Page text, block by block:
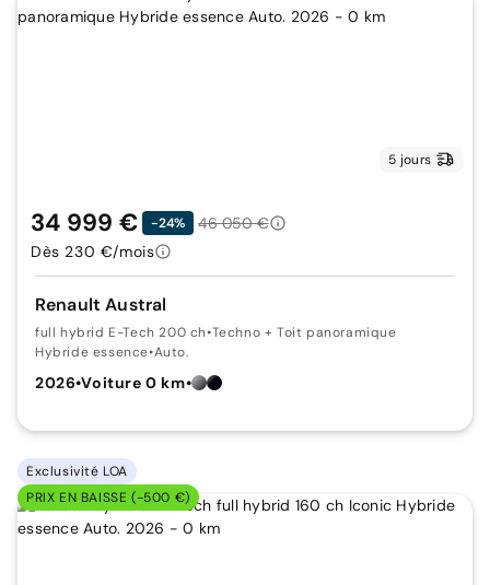
5 jours
Renault Austral
full hybrid E-Tech 200 ch•Techno + Toit panoramique
Hybride essence•Auto.
2026•Voiture 0 km•
34 999 € -24%
46 050 €
Dès 230 €/mois
Exclusivité LOA
PRIX EN BAISSE (-500 €)